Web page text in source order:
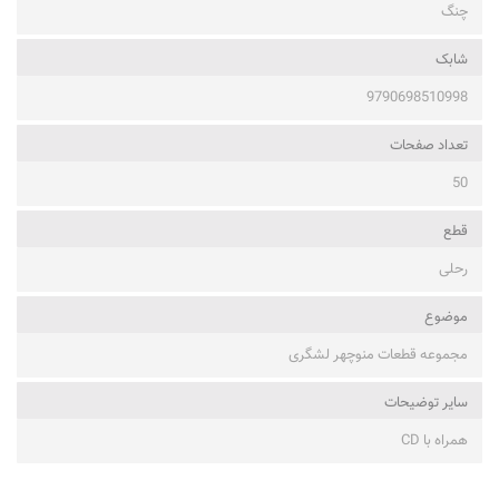
چنگ
شابک
9790698510998
تعداد صفحات
50
قطع
رحلی
موضوع
مجموعه قطعات منوچهر لشگری
ساير توضيحات
همراه با CD